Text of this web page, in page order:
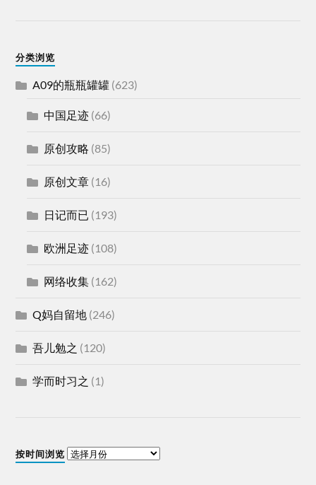
分类浏览
A09的瓶瓶罐罐 (623)
中国足迹 (66)
原创攻略 (85)
原创文章 (16)
日记而已 (193)
欧洲足迹 (108)
网络收集 (162)
Q妈自留地 (246)
吾儿勉之 (120)
学而时习之 (1)
按时间浏览